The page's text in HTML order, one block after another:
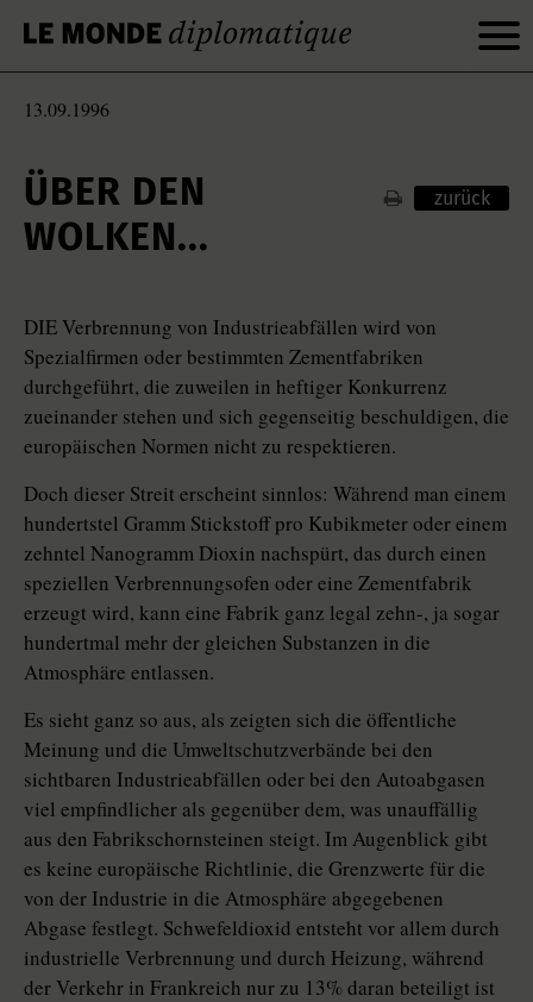
13.09.1996
ÜBER DEN
WOLKEN...
zurück
DIE Verbrennung von Industrieabfällen wird von
Spezialfirmen oder bestimmten Zementfabriken
durchgeführt, die zuweilen in heftiger Konkurrenz
zueinander stehen und sich gegenseitig beschuldigen, die
europäischen Normen nicht zu respektieren.
Doch dieser Streit erscheint sinnlos: Während man einem
hundertstel Gramm Stickstoff pro Kubikmeter oder einem
zehntel Nanogramm Dioxin nachspürt, das durch einen
speziellen Verbrennungsofen oder eine Zementfabrik
erzeugt wird, kann eine Fabrik ganz legal zehn-, ja sogar
hundertmal mehr der gleichen Substanzen in die
Atmosphäre entlassen.
Es sieht ganz so aus, als zeigten sich die öffentliche
Meinung und die Umweltschutzverbände bei den
sichtbaren Industrieabfällen oder bei den Autoabgasen
viel empfindlicher als gegenüber dem, was unauffällig
aus den Fabrikschornsteinen steigt. Im Augenblick gibt
es keine europäische Richtlinie, die Grenzwerte für die
von der Industrie in die Atmosphäre abgegebenen
Abgase festlegt. Schwefeldioxid entsteht vor allem durch
industrielle Verbrennung und durch Heizung, während
der Verkehr in Frankreich nur zu 13% daran beteiligt ist